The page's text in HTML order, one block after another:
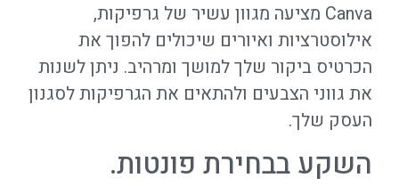
Canva מציעה מגוון עשיר של גרפיקות,
אילוסטרציות ואיורים שיכולים להפוך את
הכרטיס ביקור שלך למושך ומרהיב. ניתן לשנות
את גווני הצבעים ולהתאים את הגרפיקות לסגנון
העסק שלך.
השקע בבחירת פונטות.